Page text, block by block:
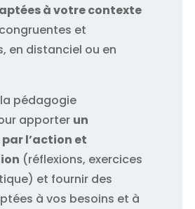
à votre contexte
et
en distanciel ou en
pédagogie
apporter un
l’action et
(réflexions, exercices
et fournir des
à vos besoins et à